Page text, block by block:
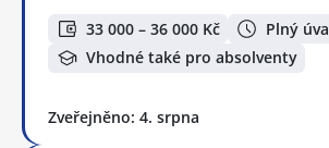
33 000 – 36 000 Kč
Plný
Vhodné také pro absolventy
Zveřejněno: 4. srpna